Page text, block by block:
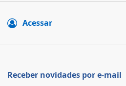
Acessar
Receber novidades por e-mail